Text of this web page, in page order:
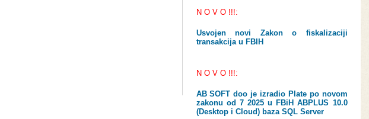
N O V O !!!:
Usvojen novi Zakon o fiskalizaciji
transakcija u FBIH
N O V O !!!:
AB SOFT doo je izradio Plate po novom
zakonu od 7 2025 u FBiH ABPLUS 10.0
(Desktop i Cloud) baza SQL Server